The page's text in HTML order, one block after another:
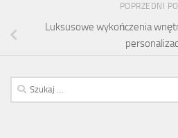
POPRZEDNI
Luksusowe wykończenia
Szukaj: